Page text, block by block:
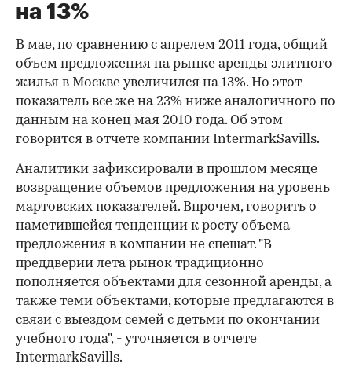
на 13%
В мае, по сравнению с апрелем 2011 года, общий
объем предложения на рынке аренды элитного
жилья в Москве увеличился на 13%. Но этот
показатель все же на 23% ниже аналогичного по
данным на конец мая 2010 года. Об этом
говорится в отчете компании IntermarkSavills.
Аналитики зафиксировали в прошлом месяце
возвращение объемов предложения на уровень
мартовских показателей. Впрочем, говорить о
наметившейся тенденции к росту объема
предложения в компании не спешат. "В
преддверии лета рынок традиционно
пополняется объектами для сезонной аренды, а
также теми объектами, которые предлагаются в
связи с выездом семей с детьми по окончании
учебного года", - уточняется в отчете
IntermarkSavills.